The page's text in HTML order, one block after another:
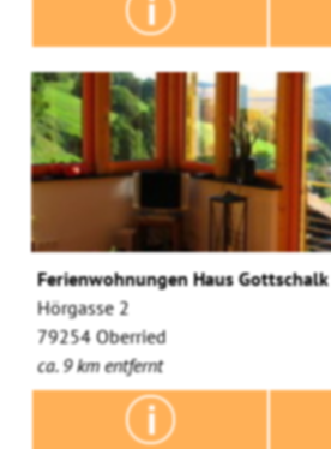
Ferienwohnungen Haus Gottschalk
Hörgasse 2
79254 Oberried
ca. 9 km entfernt